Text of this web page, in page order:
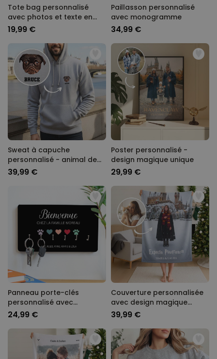
Tote bag personnalisé
avec photos et texte en
noir et blanc
19,99 €
Paillasson personnalisé
avec monogramme
34,99 €
Sweat à capuche
personnalisé - animal de
compagnie version BD
39,99 €
Poster personnalisé -
design magique unique
29,99 €
Panneau porte-clés
personnalisé avec
symboles et noms
24,99 €
Couverture personnalisée
avec design magique
unique
39,99 €